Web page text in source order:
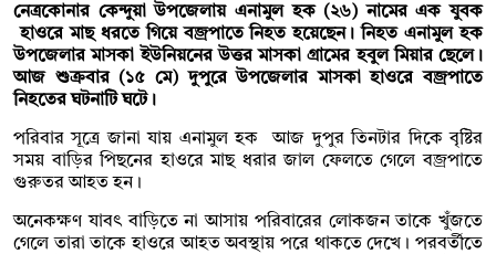
নেত্রকোনার কেন্দুয়া উপজেলায় এনামুল হক (২৬) নামের এক যুবক
হাওরে মাছ ধরতে গিয়ে বজ্রপাতে নিহত হয়েছেন। নিহত এনামুল হক
উপজেলার মাসকা ইউনিয়নের উত্তর মাসকা গ্রামের হবুল মিয়ার ছেলে।
আজ শুক্রবার (১৫ মে) দুপুরে উপজেলার মাসকা হাওরে বজ্রপাতে
নিহতের ঘটনাটি ঘটে।
পরিবার সূত্রে জানা যায় এনামুল হক আজ দুপুর তিনটার দিকে বৃষ্টির
সময় বাড়ির পিছনের হাওরে মাছ ধরার জাল ফেলতে গেলে বজ্রপাতে
গুরুতর আহত হন।
অনেকক্ষণ যাবৎ বাড়িতে না আসায় পরিবারের লোকজন তাকে খুঁজতে
গেলে তারা তাকে হাওরে আহত অবস্থায় পরে থাকতে দেখে। পরবর্তীতে